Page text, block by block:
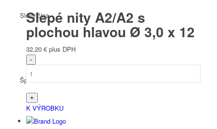
Slovinčina
Španielčina
Slepé nity A2/A2 s
plochou hlavou Ø 3,0 x 12
32,20 € plus DPH
K VÝROBKU